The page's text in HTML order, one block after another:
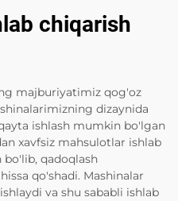
chiqarish
majburiyatimiz qog'oz
dizaynida
ishlash mumkin bo'lgan
xavfsiz mahsulotlar ishlab
qadoqlash
qo'shadi. Mashinalar
va shu sababli ishlab